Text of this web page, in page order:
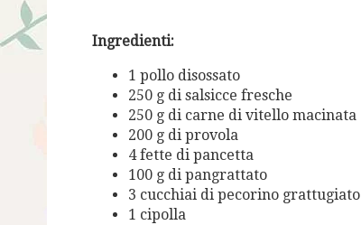
Ingredienti:
1 pollo disossato
250 g di salsicce fresche
250 g di carne di vitello macinata
200 g di provola
4 fette di pancetta
100 g di pangrattato
3 cucchiai di pecorino grattugiato
1 cipolla